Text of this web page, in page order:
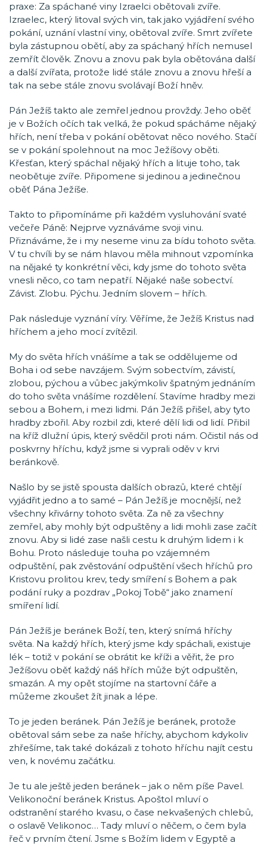
praxe: Za spáchané viny Izraelci obětovali zvíře.
Izraelec, který litoval svých vin, tak jako vyjádření svého
pokání, uznání vlastní viny, obětoval zvíře. Smrt zvířete
byla zástupnou obětí, aby za spáchaný hřích nemusel
zemřít člověk. Znovu a znovu pak byla obětována další
a další zvířata, protože lidé stále znovu a znovu hřeší a
tak na sebe stále znovu svolávají Boží hněv.
Pán Ježíš takto ale zemřel jednou provždy. Jeho oběť
je v Božích očích tak velká, že pokud spácháme nějaký
hřích, není třeba v pokání obětovat něco nového. Stačí
se v pokání spolehnout na moc Ježíšovy oběti.
Křesťan, který spáchal nějaký hřích a lituje toho, tak
neobětuje zvíře. Připomene si jedinou a jedinečnou
oběť Pána Ježíše.
Takto to připomínáme při každém vysluhování svaté
večeře Páně: Nejprve vyznáváme svoji vinu.
Přiznáváme, že i my neseme vinu za bídu tohoto světa.
V tu chvíli by se nám hlavou měla mihnout vzpomínka
na nějaké ty konkrétní věci, kdy jsme do tohoto světa
vnesli něco, co tam nepatří. Nějaké naše sobectví.
Závist. Zlobu. Pýchu. Jedním slovem – hřích.
Pak následuje vyznání víry. Věříme, že Ježíš Kristus nad
hříchem a jeho mocí zvítězil.
My do světa hřích vnášíme a tak se oddělujeme od
Boha i od sebe navzájem. Svým sobectvím, závistí,
zlobou, pýchou a vůbec jakýmkoliv špatným jednáním
do toho světa vnášíme rozdělení. Stavíme hradby mezi
sebou a Bohem, i mezi lidmi. Pán Ježíš přišel, aby tyto
hradby zbořil. Aby rozbil zdi, které dělí lidi od lidí. Přibil
na kříž dlužní úpis, který svědčil proti nám. Očistil nás od
poskvrny hříchu, když jsme si vyprali oděv v krvi
beránkově.
Našlo by se jistě spousta dalších obrazů, které chtějí
vyjádřit jedno a to samé – Pán Ježíš je mocnější, než
všechny křivárny tohoto světa. Za ně za všechny
zemřel, aby mohly být odpuštěny a lidi mohli zase začít
znovu. Aby si lidé zase našli cestu k druhým lidem i k
Bohu. Proto následuje touha po vzájemném
odpuštění, pak zvěstování odpuštění všech hříchů pro
Kristovu prolitou krev, tedy smíření s Bohem a pak
podání ruky a pozdrav „Pokoj Tobě“ jako znamení
smíření lidí.
Pán Ježíš je beránek Boží, ten, který snímá hříchy
světa. Na každý hřích, který jsme kdy spáchali, existuje
lék – totiž v pokání se obrátit ke kříži a věřit, že pro
Ježíšovu oběť každý náš hřích může být odpuštěn,
smazán. A my opět stojíme na startovní čáře a
můžeme zkoušet žít jinak a lépe.
To je jeden beránek. Pán Ježíš je beránek, protože
obětoval sám sebe za naše hříchy, abychom kdykoliv
zhřešíme, tak také dokázali z tohoto hříchu najít cestu
ven, k novému začátku.
Je tu ale ještě jeden beránek – jak o něm píše Pavel.
Velikonoční beránek Kristus. Apoštol mluví o
odstranění starého kvasu, o čase nekvašených chlebů,
o oslavě Velikonoc… Tady mluví o něčem, o čem byla
řeč v prvním čtení. Jsme s Božím lidem v Egyptě a